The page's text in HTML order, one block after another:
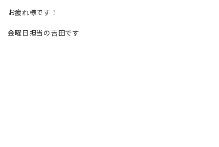
お疲れ様です！
金曜日担当の吉田です